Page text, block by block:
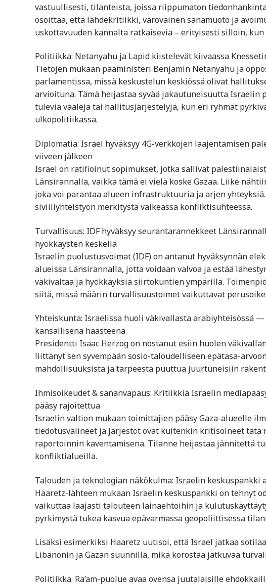
vastuullisesti, tilanteista, joissa riippumaton
osoittaa, että lähdekritiikki, varovainen sanamuoto ja
uskottavuuden kannalta ratkaisevia – erityisesti silloin,
Politiikka: Netanyahu ja Lapid kiistelevät kiivaassa
Tietojen mukaan pääministeri Benjamin Netanyahu ja
parlamentissa, missä keskustelun keskiössä olivat
arvioituna. Tämä heijastaa syvää jakautuneisuutta Israelin
tulevia vaaleja tai hallitusjärjestelyjä, kun eri ryhmät
ulkopolitiikassa.
Diplomatia: Israel hyväksyy 4G-verkkojen laajentamisen
viiveen jälkeen
Israel on ratifioinut sopimukset, jotka sallivat
Länsirannalla, vaikka tämä ei vielä koske Gazaa. Liike
joka voi parantaa alueen infrastruktuuria ja arjen
siviiliyhteistyön merkitystä vaikeassa konfliktisuhteessa.
Turvallisuus: IDF hyväksyy seurantarannekkeet
hyökkäysten keskellä
Israelin puolustusvoimat (IDF) on antanut hyväksynnän
alueissa Länsirannalla, jotta voidaan valvoa ja estää
väkivaltaa ja hyökkäyksiä siirtokuntien ympärillä.
siitä, missä määrin turvallisuustoimet vaikuttavat
Yhteiskunta: Israelissa huoli väkivallasta arabiyhteisössä
kansallisena haasteena
Presidentti Isaac Herzog on nostanut esiin huolen
liittänyt sen syvempään sosio-taloudelliseen epätasa-
mahdollisuuksista ja tarpeesta puuttua juurtuneisiin
Ihmisoikeudet & sananvapaus: Kritiikkiä Israelin
pääsy rajoitettua
Israelin valtion mukaan toimittajien pääsy Gaza-alueelle
tiedotusvälineet ja järjestöt ovat kuitenkin kritisoineet tätä
raportoinnin kaventamisena. Tilanne heijastaa jännitettä
konfliktialueilla.
Talouden ja teknologian näkökulma: Israelin
Haaretz-lähteen mukaan Israelin keskuspankki on tehnyt
vaikuttaa laajasti talouteen lainaehtoihin ja
pyrkimystä tukea kasvua epävarmassa geopoliittisessa
Lisäksi esimerkiksi Haaretz uutisoi, että Israel jatkaa
Libanonin ja Gazan suunnilla, mikä korostaa jatkuvaa
Politiikka: Ra’am-puolue avaa ovensa juutalaisille